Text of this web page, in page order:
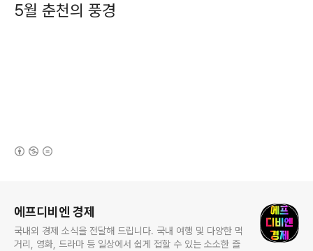
5월 춘천의 풍경
에프디비엔 경제
국내외 경제 소식을 전달해 드립니다. 국내 여행 및 다양한 먹
거리, 영화, 드라마 등 일상에서 쉽게 접할 수 있는 소소한 즐